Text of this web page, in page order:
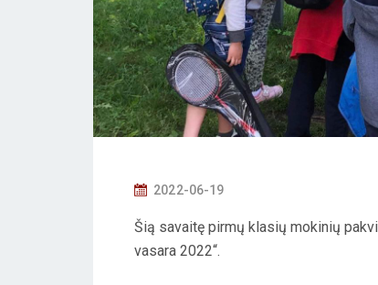
P
S
T
2022-06-19
Šią savaitę pirmų klasių mokinių
vasara 2022“.